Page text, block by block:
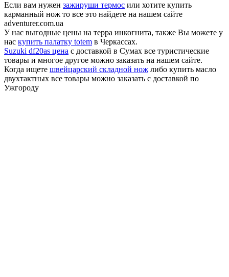
Если вам нужен зажируши термос или хотите купить
карманный нож то все это найдете на нашем сайте
adventurer.com.ua
У нас выгодные цены на терра инкогнита, также Вы можете у
нас купить палатку totem в Черкассах.
Suzuki df20as цена с доставкой в Сумах все туристические
товары и многое другое можно заказать на нашем сайте.
Когда ищете швейцарский складной нож либо купить масло
двухтактных все товары можно заказать с доставкой по
Ужгороду